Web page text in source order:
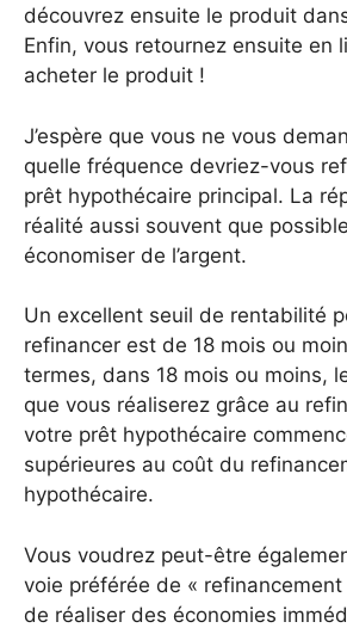
découvrez ensuite le produit
Enfin, vous retournez ensuite en
acheter le produit !
J’espère que vous ne vous
quelle fréquence devriez-vous
prêt hypothécaire principal. La
réalité aussi souvent que
économiser de l’argent.
Un excellent seuil de rentabilité
refinancer est de 18 mois ou
termes, dans 18 mois ou moins,
que vous réaliserez grâce au
votre prêt hypothécaire
supérieures au coût du
hypothécaire.
Vous voudrez peut-être
voie préférée de «
de réaliser des économies